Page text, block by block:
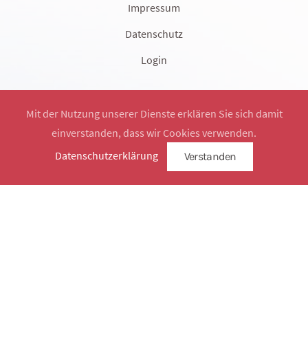
Impressum
Datenschutz
Login
Mit der Nutzung unserer Dienste erklären Sie sich damit
einverstanden, dass wir Cookies verwenden.
Datenschutzerklärung
Verstanden